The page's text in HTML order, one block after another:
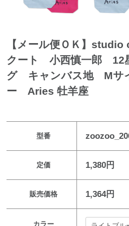
【メール便ＯＫ】
クート 小西慎一郎 12
グ キャンバス地 Mサ
ー Aries 牡羊座
型番
定価 1,380円
販売価格 1,364円
カラー